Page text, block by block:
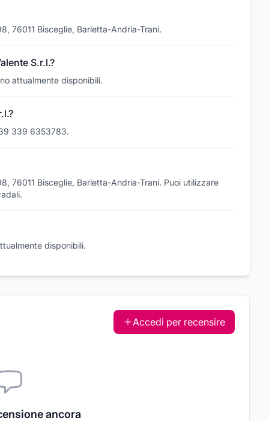
76011 Bisceglie, Barletta-Andria-Trani.
S.r.l.?
attualmente disponibili.
339 6353783.
76011 Bisceglie, Barletta-Andria-Trani. Puoi utilizzare
disponibili.
Accedi per recensire
ancora